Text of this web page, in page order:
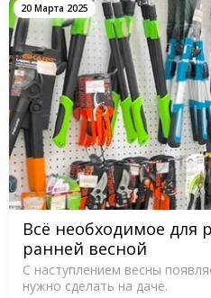
20 Марта 2025
Всё необходимое для
ранней весной
С наступлением весны
нужно сделать на даче.